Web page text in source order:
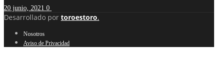
20 junio, 2021 0
Desarrollado por toroestoro.
Nosotros
Aviso de Privacidad